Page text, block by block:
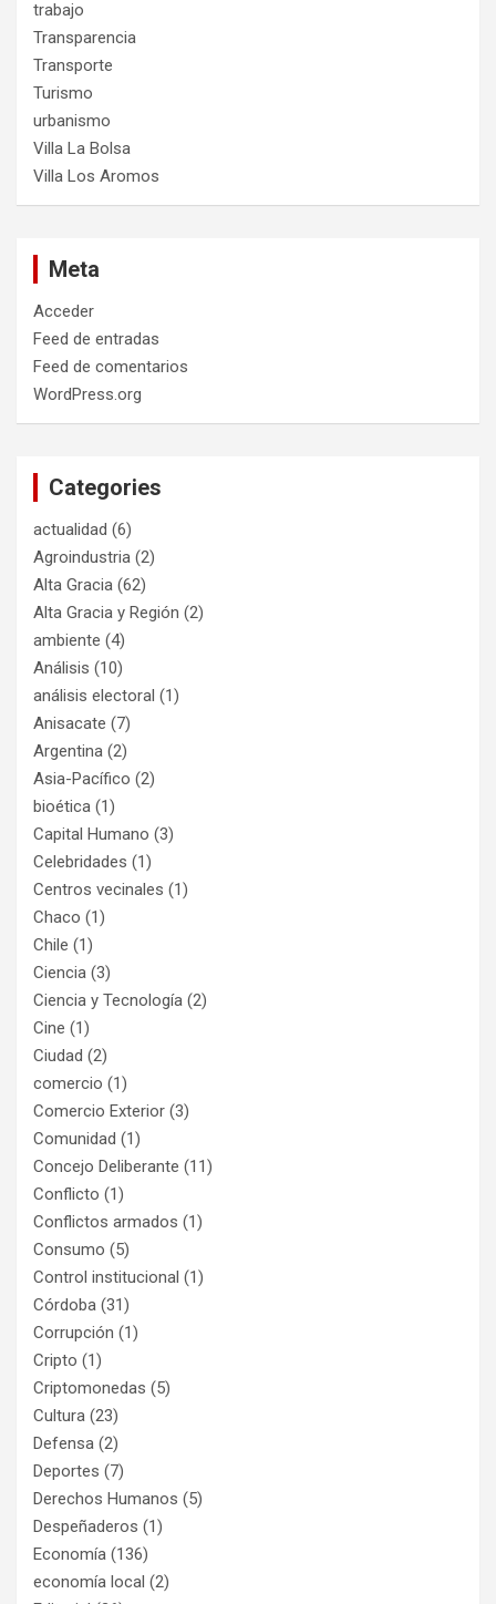
trabajo
Transparencia
Transporte
Turismo
urbanismo
Villa La Bolsa
Villa Los Aromos
Meta
Acceder
Feed de entradas
Feed de comentarios
WordPress.org
Categories
actualidad (6)
Agroindustria (2)
Alta Gracia (62)
Alta Gracia y Región (2)
ambiente (4)
Análisis (10)
análisis electoral (1)
Anisacate (7)
Argentina (2)
Asia-Pacífico (2)
bioética (1)
Capital Humano (3)
Celebridades (1)
Centros vecinales (1)
Chaco (1)
Chile (1)
Ciencia (3)
Ciencia y Tecnología (2)
Cine (1)
Ciudad (2)
comercio (1)
Comercio Exterior (3)
Comunidad (1)
Concejo Deliberante (11)
Conflicto (1)
Conflictos armados (1)
Consumo (5)
Control institucional (1)
Córdoba (31)
Corrupción (1)
Cripto (1)
Criptomonedas (5)
Cultura (23)
Defensa (2)
Deportes (7)
Derechos Humanos (5)
Despeñaderos (1)
Economía (136)
economía local (2)